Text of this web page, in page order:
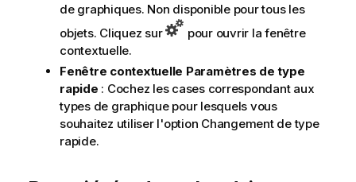
de graphiques. Non disponible pour tous les
objets. Cliquez sur
pour ouvrir la fenêtre
contextuelle.
Fenêtre contextuelle Paramètres de type
rapide : Cochez les cases correspondant aux
types de graphique pour lesquels vous
souhaitez utiliser l'option Changement de type
rapide.